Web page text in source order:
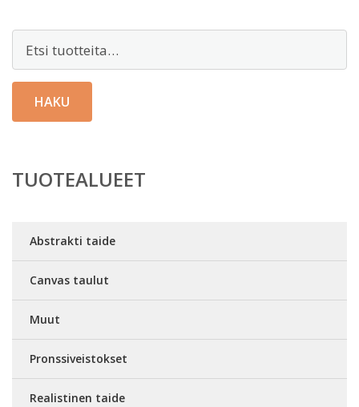
HAKU
TUOTEALUEET
Abstrakti taide
Canvas taulut
Muut
Pronssiveistokset
Realistinen taide